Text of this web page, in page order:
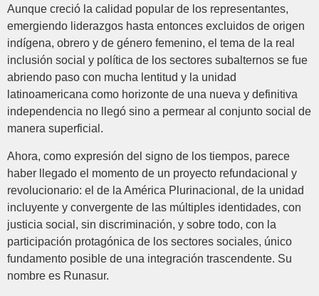
Aunque creció la calidad popular de los representantes,
emergiendo liderazgos hasta entonces excluidos de origen
indígena, obrero y de género femenino, el tema de la real
inclusión social y política de los sectores subalternos se fue
abriendo paso con mucha lentitud y la unidad
latinoamericana como horizonte de una nueva y definitiva
independencia no llegó sino a permear al conjunto social de
manera superficial.
Ahora, como expresión del signo de los tiempos, parece
haber llegado el momento de un proyecto refundacional y
revolucionario: el de la América Plurinacional, de la unidad
incluyente y convergente de las múltiples identidades, con
justicia social, sin discriminación, y sobre todo, con la
participación protagónica de los sectores sociales, único
fundamento posible de una integración trascendente. Su
nombre es Runasur.